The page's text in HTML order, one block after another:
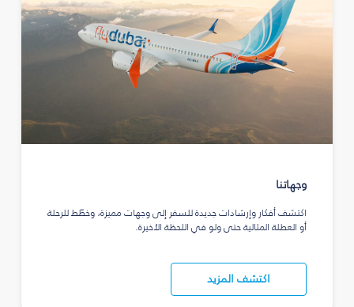
وجهاتنا
اكتشف أفكار وإرشادات جديدة للسفر إلى وجهات مميزة، وخطّط للرحلة
أو العطلة المثالية حتى ولو في اللحظة الأخيرة.
اكتشف المزيد